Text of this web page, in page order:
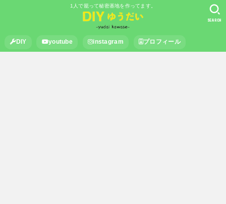
1人で籠って秘密基地を作ってます。
DIY youtube instagram プロフィール
SEARCH